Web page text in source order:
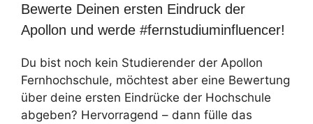
Bewerte Deinen ersten Eindruck der
Apollon und werde #fernstudiuminfluencer!
Du bist noch kein Studierender der Apollon
Fernhochschule, möchtest aber eine Bewertung
über deine ersten Eindrücke der Hochschule
abgeben? Hervorragend – dann fülle das